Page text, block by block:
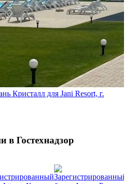
Кристалл для Jani Resort, г.
в Гостехнадзор